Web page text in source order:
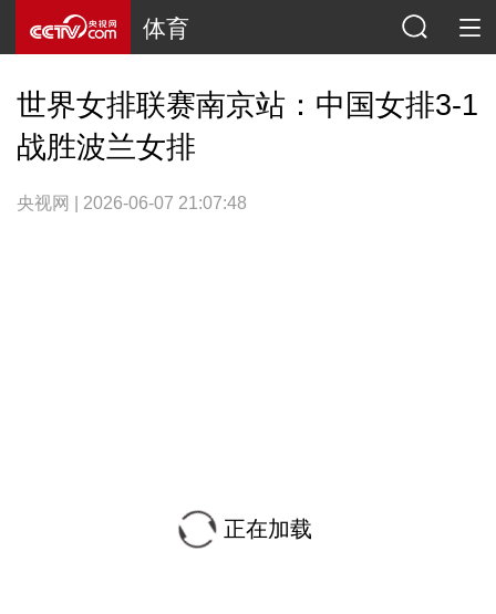
体育
世界女排联赛南京站：中国女排3-1
战胜波兰女排
央视网 | 2026-06-07 21:07:48
正在加载